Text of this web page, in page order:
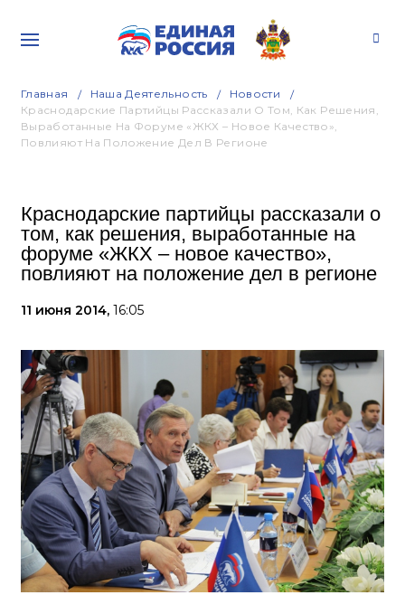
Главная Наша Деятельность
Новости
Краснодарские Партийцы Рассказали О Том, Как Решения,
Выработанные На Форуме «ЖКХ – Новое Качество»,
Повлияют На Положение Дел В Регионе
Краснодарские партийцы рассказали о
том, как решения, выработанные на
форуме «ЖКХ – новое качество»,
повлияют на положение дел в регионе
11 июня 2014, 16:05